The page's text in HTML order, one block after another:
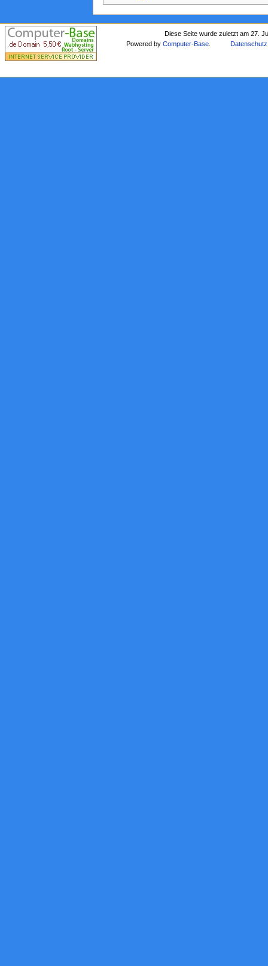
Diese Seite wurde zuletzt am 27.
Powered byComputer-Base Datenschutz